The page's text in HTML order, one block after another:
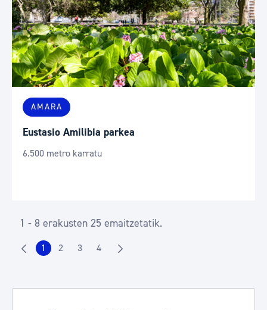
AMARA
Eustasio Amilibia parkea
6.500 metro karratu
1 - 8 erakusten 25 emaitzetatik.
Orrialdea
1 Orrialdea
2 Orrialdea
3 Orrialdea
4